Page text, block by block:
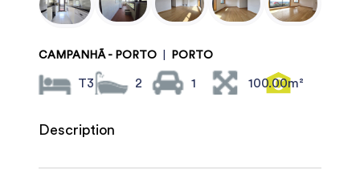
CAMPANHÃ - PORTO PORTO
T3 2 1 100.00m²
Description